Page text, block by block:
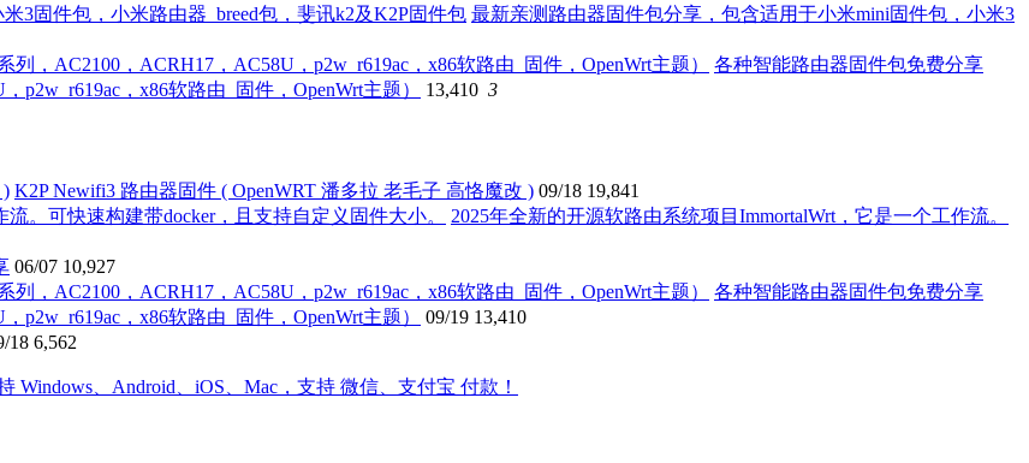
最新亲测路由器固件包分享，包含适用于小米mini固件包，小米3
各种智能路由器固件包免费分享
p2w_r619ac，x86软路由_固件，OpenWrt主题）
13,410 3
K2P Newifi3 路由器固件 ( OpenWRT 潘多拉 老毛子 高恪魔改 ) 09/18 19,841
2025年全新的开源软路由系统项目ImmortalWrt，它是一个工作流。
06/07 10,927
各种智能路由器固件包免费分享
p2w_r619ac，x86软路由_固件，OpenWrt主题）
09/19 13,410
18 6,562